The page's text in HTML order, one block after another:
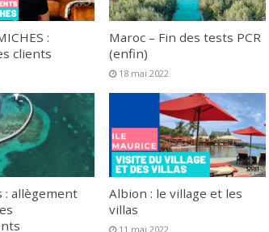
:
clients
Maroc – Fin des tests PCR
(enfin)
18 mai 2022
: allègement
Albion : le village et les
villas
11 mai 2022